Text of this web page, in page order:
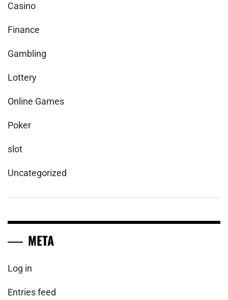
Casino
Finance
Gambling
Lottery
Online Games
Poker
slot
Uncategorized
META
Log in
Entries feed